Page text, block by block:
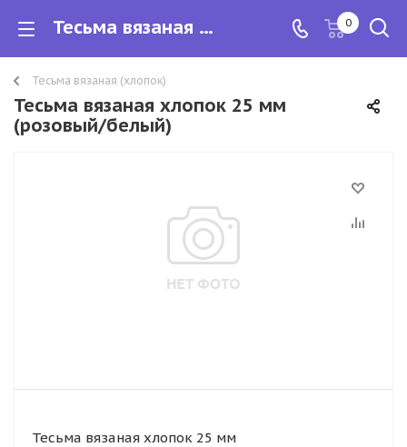
Тесьма вязаная хлопок 25 мм 0
Тесьма вязаная (хлопок)
Тесьма вязаная хлопок 25 мм
(розовый/белый)
Тесьма вязаная хлопок 25 мм